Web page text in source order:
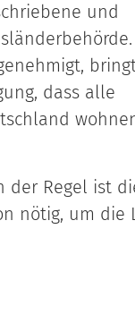
und
dass alle
der Regel ist
nötig, um die